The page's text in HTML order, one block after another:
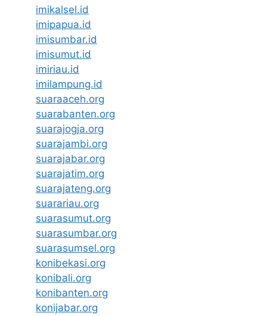
imikalsel.id
imipapua.id
imisumbar.id
imisumut.id
imiriau.id
imilampung.id
suaraaceh.org
suarabanten.org
suarajogja.org
suarajambi.org
suarajabar.org
suarajatim.org
suarajateng.org
suarariau.org
suarasumut.org
suarasumbar.org
suarasumsel.org
konibekasi.org
konibali.org
konibanten.org
konijabar.org